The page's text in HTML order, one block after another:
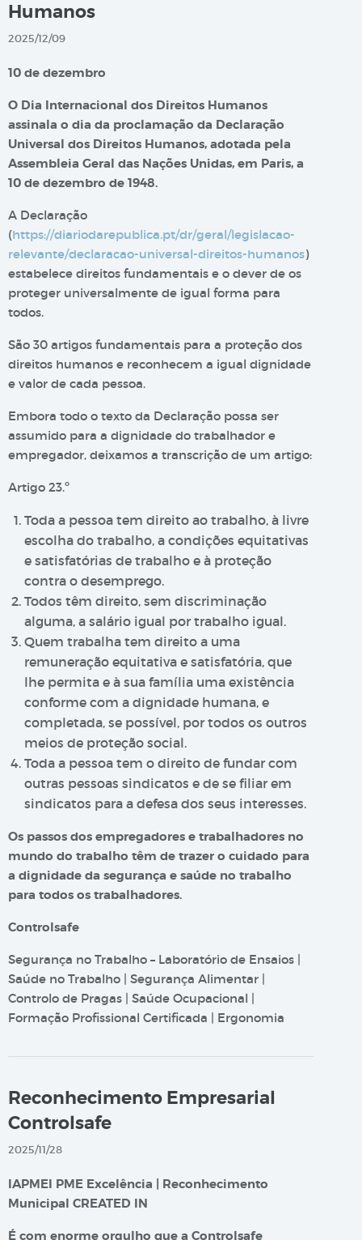
Humanos
2025/12/09
10 de dezembro
O Dia Internacional dos Direitos Humanos
assinala o dia da proclamação da Declaração
Universal dos Direitos Humanos, adotada pela
Assembleia Geral das Nações Unidas, em Paris, a
10 de dezembro de 1948.
A Declaração
(https://diariodarepublica.pt/dr/geral/legislacao-
relevante/declaracao-universal-direitos-humanos)
estabelece direitos fundamentais e o dever de os
proteger universalmente de igual forma para
todos.
São 30 artigos fundamentais para a proteção dos
direitos humanos e reconhecem a igual dignidade
e valor de cada pessoa.
Embora todo o texto da Declaração possa ser
assumido para a dignidade do trabalhador e
empregador, deixamos a transcrição de um artigo:
Artigo 23.º
Toda a pessoa tem direito ao trabalho, à livre
escolha do trabalho, a condições equitativas
e satisfatórias de trabalho e à proteção
contra o desemprego.
Todos têm direito, sem discriminação
alguma, a salário igual por trabalho igual.
Quem trabalha tem direito a uma
remuneração equitativa e satisfatória, que
lhe permita e à sua família uma existência
conforme com a dignidade humana, e
completada, se possível, por todos os outros
meios de proteção social.
Toda a pessoa tem o direito de fundar com
outras pessoas sindicatos e de se filiar em
sindicatos para a defesa dos seus interesses.
Os passos dos empregadores e trabalhadores no
mundo do trabalho têm de trazer o cuidado para
a dignidade da segurança e saúde no trabalho
para todos os trabalhadores.
Controlsafe
Segurança no Trabalho – Laboratório de Ensaios |
Saúde no Trabalho | Segurança Alimentar |
Controlo de Pragas | Saúde Ocupacional |
Formação Profissional Certificada | Ergonomia
Reconhecimento Empresarial
Controlsafe
2025/11/28
IAPMEI PME Excelência | Reconhecimento
Municipal CREATED IN
É com enorme orgulho que a Controlsafe